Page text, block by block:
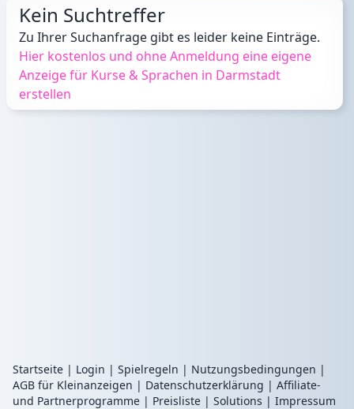
Kein Suchtreffer
Zu Ihrer Suchanfrage gibt es leider keine Einträge.
Hier kostenlos und ohne Anmeldung eine eigene
Anzeige für Kurse & Sprachen in Darmstadt
erstellen
Startseite | Login | Spielregeln | Nutzungsbedingungen |
AGB für Kleinanzeigen | Datenschutzerklärung | Affiliate-
und Partnerprogramme | Preisliste | Solutions | Impressum